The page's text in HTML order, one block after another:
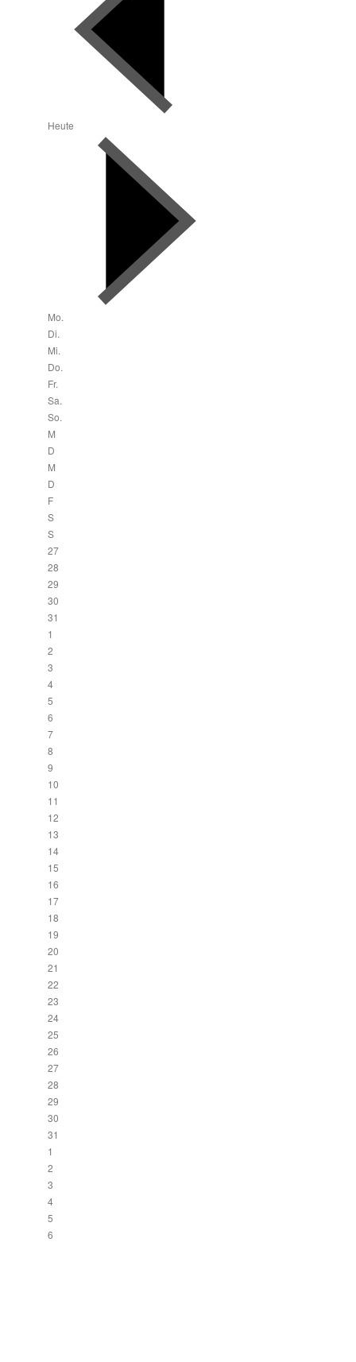
Heute
Mo.
Di.
Mi.
Do.
Fr.
Sa.
So.
M
D
M
D
F
S
S
27
28
29
30
31
1
2
3
4
5
6
7
8
9
10
11
12
13
14
15
16
17
18
19
20
21
22
23
24
25
26
27
28
29
30
31
1
2
3
4
5
6